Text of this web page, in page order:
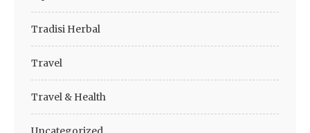
Tradisi Herbal
Travel
Travel & Health